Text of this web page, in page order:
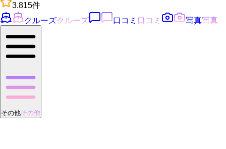
3.815件
クルーズクルーズ 口コミ 口コミ 写真写真
その他その他